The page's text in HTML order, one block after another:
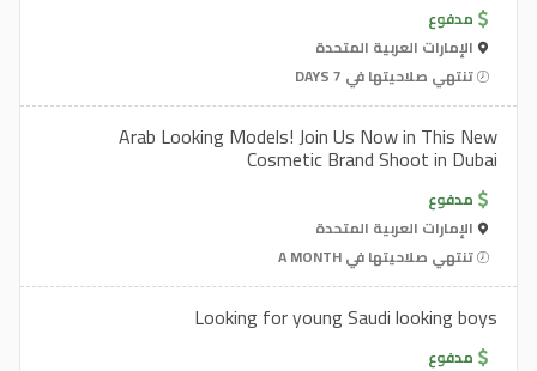
مدفوع
الإمارات العربية المتحدة
تنتهي صلاحيتها في 7 DAYS
Arab Looking Models! Join Us Now in This New
Cosmetic Brand Shoot in Dubai
مدفوع
الإمارات العربية المتحدة
تنتهي صلاحيتها في A MONTH
Looking for young Saudi looking boys
مدفوع